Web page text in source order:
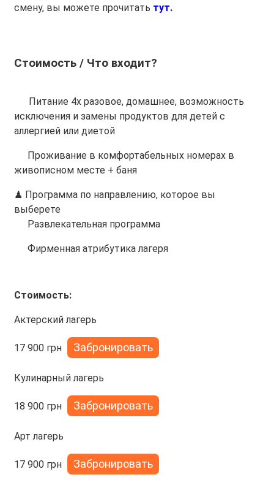
смену, вы можете прочитать тут.
Стоимость / Что входит?
Питание 4х разовое, домашнее, возможность
исключения и замены продуктов для детей с
аллергией или диетой
Проживание в комфортабельных номерах в
живописном месте + баня
♟ Программа по направлению, которое вы
выберете
Развлекательная программа
Фирменная атрибутика лагеря
Стоимость:
Актерский лагерь
17 900 грн Забронировать
Кулинарный лагерь
18 900 грн Забронировать
Арт лагерь
17 900 грн Забронировать